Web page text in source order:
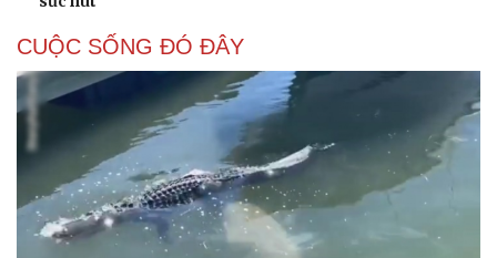
Cải chính
CUỘC SỐNG ĐÓ ĐÂY